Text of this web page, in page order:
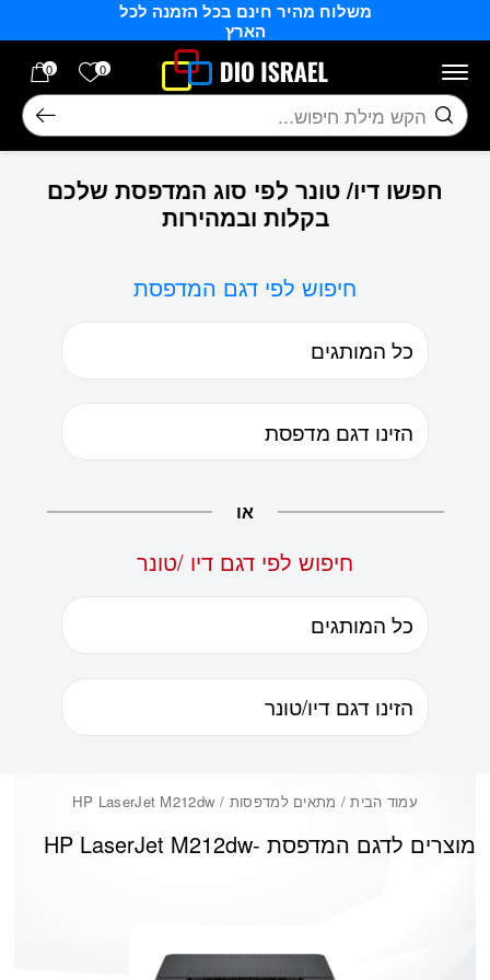
משלוח מהיר חינם בכל הזמנה לכל
הארץ
0 הרשימה
0
חיפוש
חפשו דיו/ טונר לפי סוג המדפסת שלכם
בקלות ובמהירות
חיפוש לפי דגם המדפסת
או
חיפוש לפי דגם דיו /טונר
עמוד הבית/ מתאים למדפסות / HP LaserJet M212dw
HP LaserJet M212dwמוצרים לדגם המדפסת -